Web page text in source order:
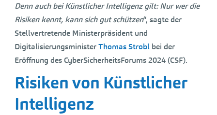
Denn auch bei Künstlicher Intelligenz gilt: Nur wer die
Risiken kennt, kann sich gut schützen“, sagte der
Stellvertretende Ministerpräsident und
DigitalisierungsministerThomas Strobl bei der
Eröffnung des CyberSicherheitsForums 2024 (CSF).
Risiken von Künstlicher
Intelligenz